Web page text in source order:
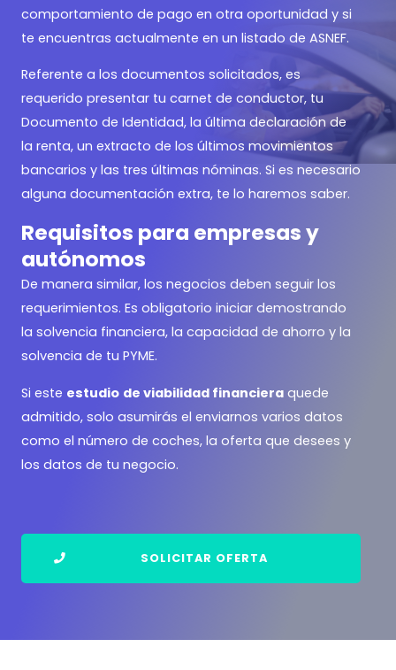
comportamiento de pago en otra oportunidad y si
te encuentras actualmente en un listado de ASNEF.
Referente a los documentos solicitados, es
requerido presentar tu carnet de conductor, tu
Documento de Identidad, la última declaración de
la renta, un extracto de los últimos movimientos
bancarios y las tres últimas nóminas. Si es necesario
alguna documentación extra, te lo haremos saber.
Requisitos para empresas y
autónomos
De manera similar, los negocios deben seguir los
requerimientos. Es obligatorio iniciar demostrando
la solvencia financiera, la capacidad de ahorro y la
solvencia de tu PYME.
Si este estudio de viabilidad financiera quede
admitido, solo asumirás el enviarnos varios datos
como el número de coches, la oferta que desees y
los datos de tu negocio.
SOLICITAR OFERTA